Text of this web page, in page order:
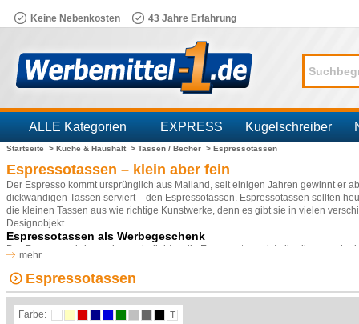
Keine Nebenkosten 43 Jahre Erfahrung
ALLE Kategorien EXPRESS Kugelschreiber
Startseite > Küche & Haushalt > Tassen / Becher > Espressotassen
Espressotassen – klein aber fein
Der Espresso kommt ursprünglich aus Mailand, seit einigen Jahren gewinnt er
dickwandigen Tassen serviert – den Espressotassen. Espressotassen sollten
die kleinen Tassen aus wie richtige Kunstwerke, denn es gibt sie in vielen
Designobjekt.
Espressotassen als Werbegeschenk
Der Espresso wird zwar immer beliebter, die Espressotasse ist allerdings noch
Werbegeschenk an – sie sind etwas besonderes, das man im Alltag gut
kreativer. Espressotassen sollten allerdings nicht wahllos verteilt werden – sie
zum Geburtstag. Ihre Mitarbeiter und Kunden werden sich freuen!
Espressotassen bei Werbemittel-1.de
In unserem Online-Shop sind viele verschiedene Farben und Modelle
mehr
Espressotassen
Farbe: T